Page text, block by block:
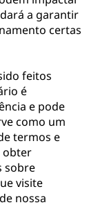
a garantir
certas
feitos
é
e pode
como um
termos e
obter
sobre
visite
nossa